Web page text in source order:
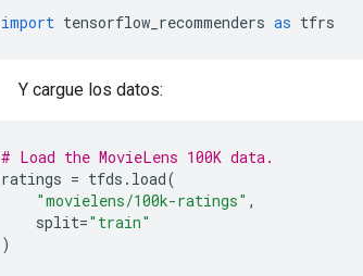
import tensorflow_recommenders as tfrs
Y cargue los datos:
# Load the MovieLens 100K data.
ratings = tfds . load(
"movielens/100k-ratings" ,
split="train"
)